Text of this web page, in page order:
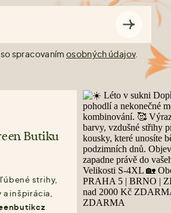
spracovaním osobných údajov.
Butiku
strihy,
inšpirácia,